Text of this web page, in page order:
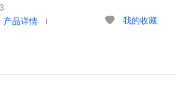
产品详情 我的收藏